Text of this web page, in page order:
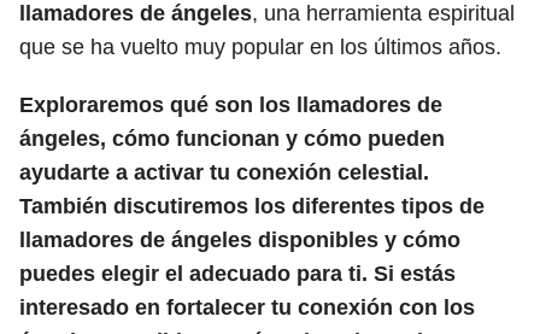
llamadores de ángeles, una herramienta espiritual
que se ha vuelto muy popular en los últimos años.
Exploraremos qué son los llamadores de
ángeles, cómo funcionan y cómo pueden
ayudarte a activar tu conexión celestial.
También discutiremos los diferentes tipos de
llamadores de ángeles disponibles y cómo
puedes elegir el adecuado para ti. Si estás
interesado en fortalecer tu conexión con los